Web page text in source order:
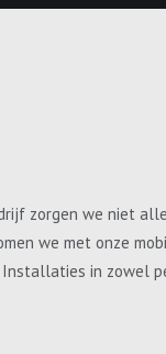
zorgen we niet
we met onze
in zowel